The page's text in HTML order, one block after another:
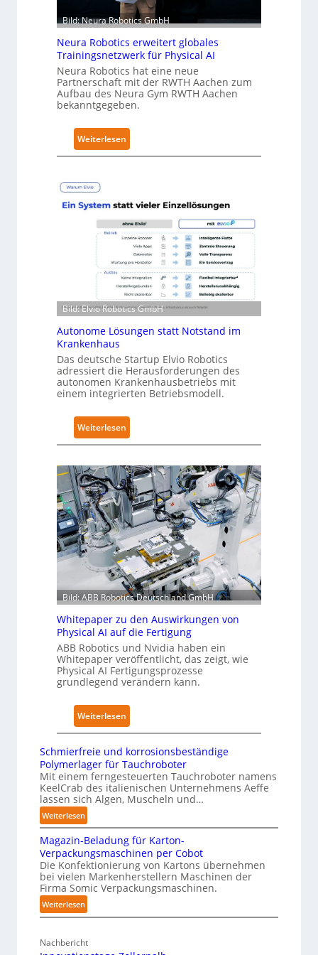
l
t
e
u
r
i
-
l
-
-
Z
e
r
t
f
i
z
e
r
n
g
n
a
c
h
I
E
C
6
2
4
4
3
-
-
Bild: Neura Robotics GmbH
Neura Robotics erweitert globales
Trainingsnetzwerk für Physical AI
Neura Robotics hat eine neue
Partnerschaft mit der RWTH Aachen zum
Aufbau des Neura Gym RWTH Aachen
bekanntgegeben.
Weiterlesen
N
R
o
o
t
i
c
s
r
w
e
e
t
g
l
o
b
a
l
e
s
T
r
a
i
n
i
g
n
e
t
z
w
r
k
f
ü
r
h
Bild: Elvio Robotics GmbH
Autonome Lösungen statt Notstand im
Krankenhaus
Das deutsche Startup Elvio Robotics
adressiert die Herausforderungen des
autonomen Krankenhausbetriebs mit
einem integrierten Betriebsmodell.
Weiterlesen
A
t
o
n
o
m
e
L
ö
s
u
n
g
e
n
s
a
t
N
o
t
s
a
n
d
i
m
r
Bild: ABB Robotics Deutschland GmbH
Whitepaper zu den Auswirkungen von
Physical AI auf die Fertigung
ABB Robotics und Nvidia haben ein
Whitepaper veröffentlicht, das zeigt, wie
Physical AI Fertigungsprozesse
grundlegend verändern kann.
Weiterlesen
W
h
i
t
e
p
e
r
z
u
Schmierfreie und korrosionsbeständige
Polymerlager für Tauchroboter
Mit einem ferngesteuerten Tauchroboter namens
KeelCrab des italienischen Unternehmens Aeffe
lassen sich Algen, Muscheln und…
Weiterlesen:
S
c
h
m
i
e
r
e
Magazin-Beladung für Karton-
Verpackungsmaschinen per Cobot
Die Konfektionierung von Kartons übernehmen
bei vielen Markenherstellern Maschinen der
Firma Somic Verpackungsmaschinen.
Weiterlesen:
M
g
Nachbericht